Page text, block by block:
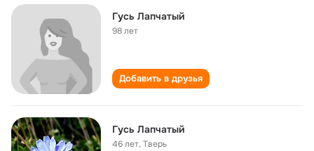
Гусь Лапчатый
98 лет
Добавить в друзья
Гусь Лапчатый
46 лет,Тверь